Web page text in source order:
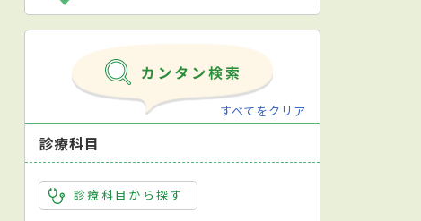
すべてをクリア
診療科目
診療科目から探す